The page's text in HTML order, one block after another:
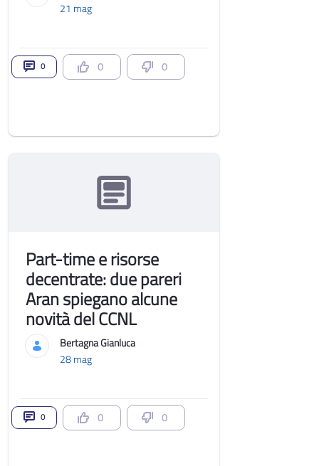
21 mag
0 0 0
Part-time e risorse
decentrate: due pareri
Aran spiegano alcune
novità del CCNL
Bertagna Gianluca
28 mag
0 0 0